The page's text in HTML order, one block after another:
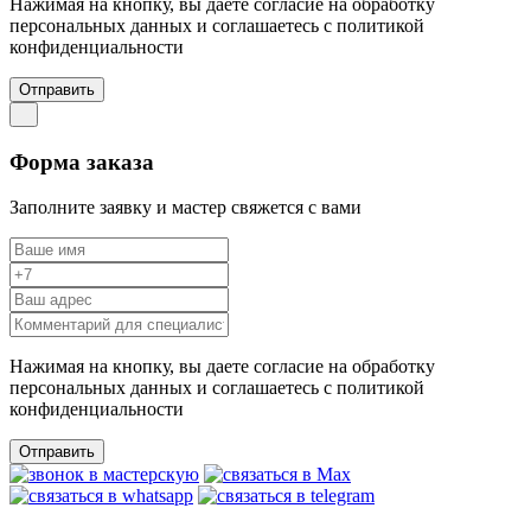
персональных данных и соглашаетесь c политикой
конфиденциальности
Отправить
Форма заказа
Заполните заявку и мастер свяжется с вами
Нажимая на кнопку, вы даете согласие на обработку
персональных данных и соглашаетесь c политикой
конфиденциальности
Отправить